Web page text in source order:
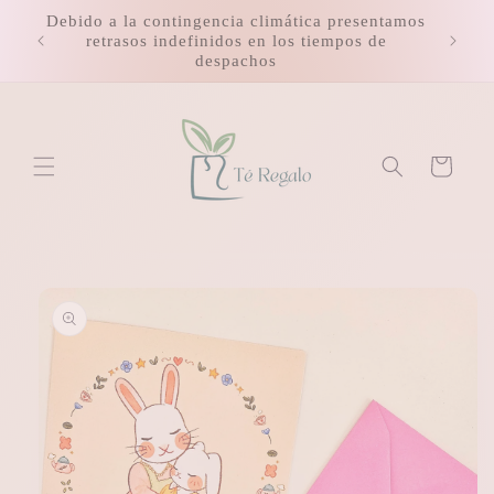
directamente
al contenido
Debido a la contingencia climática presentamos
retrasos indefinidos en los tiempos de
despachos
Carrito
información
del producto